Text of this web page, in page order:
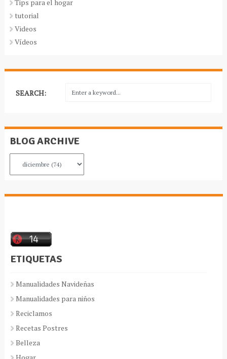
Tips para el hogar
tutorial
Videos
Vídeos
SEARCH:
BLOG ARCHIVE
ETIQUETAS
Manualidades Navideñas
Manualidades para niños
Reciclamos
Recetas Postres
Belleza